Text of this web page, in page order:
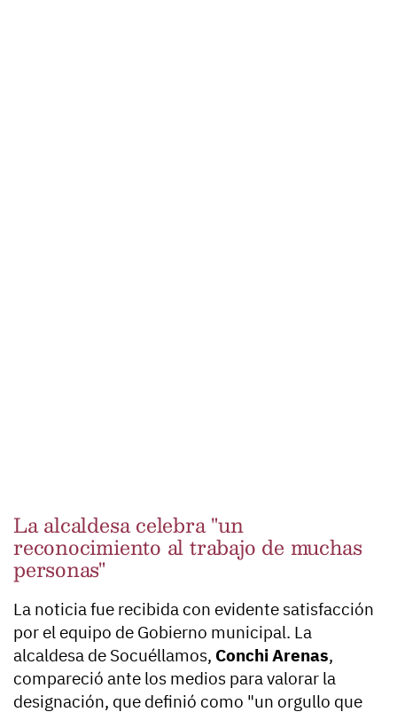
La alcaldesa celebra "un
reconocimiento al trabajo de muchas
personas"
La noticia fue recibida con evidente satisfacción
por el equipo de Gobierno municipal. La
alcaldesa de Socuéllamos, Conchi Arenas,
compareció ante los medios para valorar la
designación, que definió como "un orgullo que